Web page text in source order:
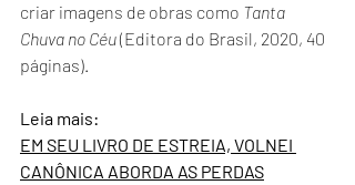
criar imagens de obras como Tanta
Chuva no Céu (Editora do Brasil, 2020, 40
páginas).
Leia mais:
EM SEU LIVRO DE ESTREIA, VOLNEI
CANÔNICA ABORDA AS PERDAS